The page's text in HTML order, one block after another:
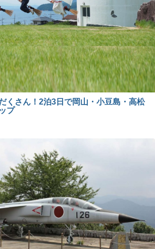
くさん！2泊3日で岡山・小豆島・高松
プ